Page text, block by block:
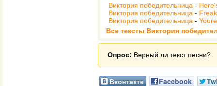
Виктория победительница -
Виктория победительница -
Виктория победительница -
Все тексты Виктория
Опрос: Верный ли текст песни?
Вконтакте Facebook